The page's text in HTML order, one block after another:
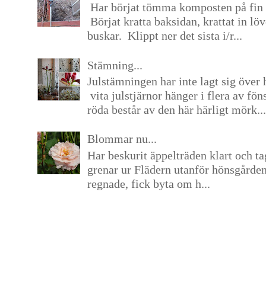
Har börjat tömma komposten på
Börjat kratta baksidan, krattat in
buskar. Klippt ner det sista i/r...
Stämning...
Julstämningen har inte lagt sig över
vita julstjärnor hänger i flera av
röda består av den här härligt mörk...
Blommar nu...
Har beskurit äppelträden klart och
grenar ur Flädern utanför
regnade, fick byta om h...